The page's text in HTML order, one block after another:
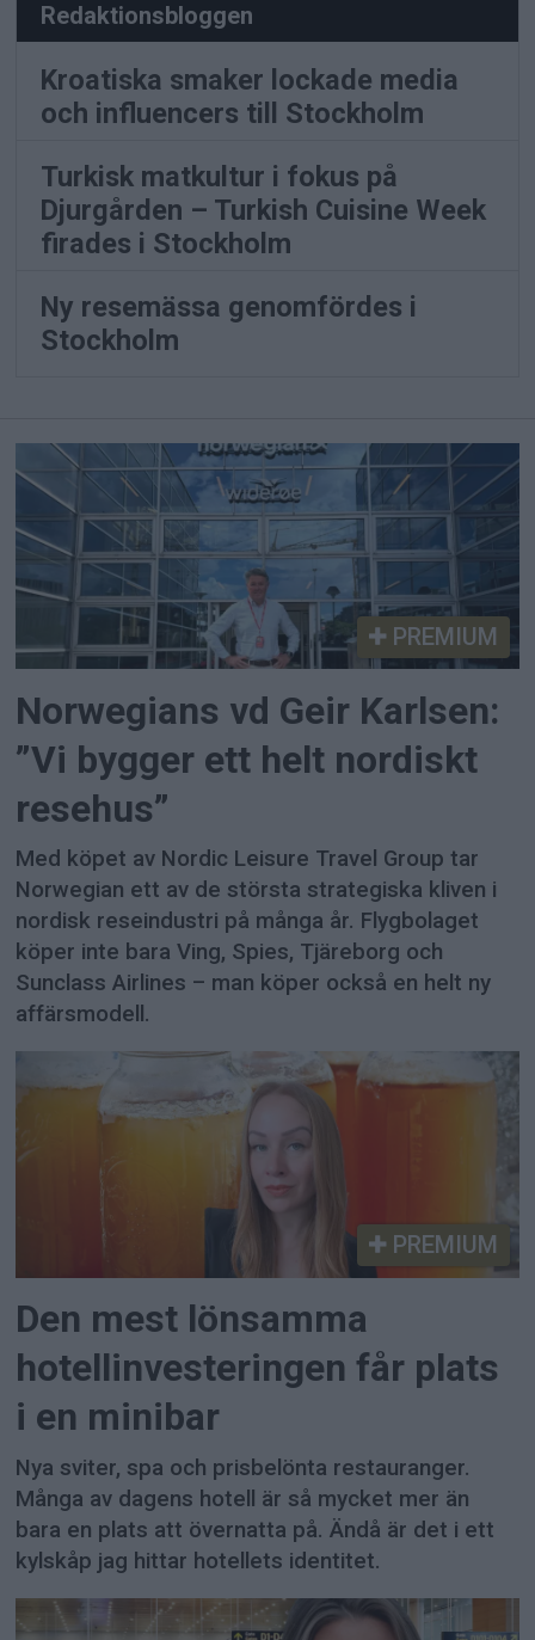
Redaktionsbloggen
Kroatiska smaker lockade media
och influencers till Stockholm
Turkisk matkultur i fokus på
Djurgården – Turkish Cuisine Week
firades i Stockholm
Ny resemässa genomfördes i
Stockholm
PREMIUM
Norwegians vd Geir Karlsen:
”Vi bygger ett helt nordiskt
resehus”
Med köpet av Nordic Leisure Travel Group tar
Norwegian ett av de största strategiska kliven i
nordisk reseindustri på många år. Flygbolaget
köper inte bara Ving, Spies, Tjäreborg och
Sunclass Airlines – man köper också en helt ny
affärsmodell.
PREMIUM
Den mest lönsamma
hotellinvesteringen får plats
i en minibar
Nya sviter, spa och prisbelönta restauranger.
Många av dagens hotell är så mycket mer än
bara en plats att övernatta på. Ändå är det i ett
kylskåp jag hittar hotellets identitet.